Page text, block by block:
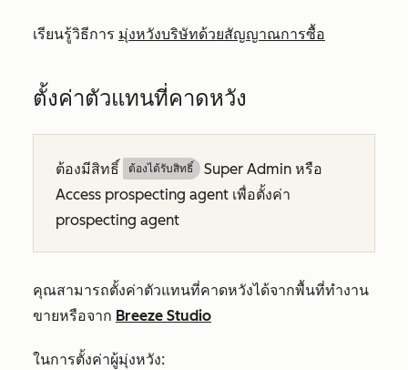
เรียนรู้วิธีการ มุ่งหวังบริษัทด้วยสัญญาณการซื้อ
ตั้งค่าตัวแทนที่คาดหวัง
ต้องมีสิทธิ์ ต้องได้รับสิทธิ์​
Super Admin หรือ
Access prospecting agent เพื่อตั้งค่า
prospecting agent
คุณสามารถตั้งค่าตัวแทนที่คาดหวังได้จากพื้นที่ทำงาน
ขายหรือจาก Breeze Studio
ในการตั้งค่าผู้มุ่งหวัง: